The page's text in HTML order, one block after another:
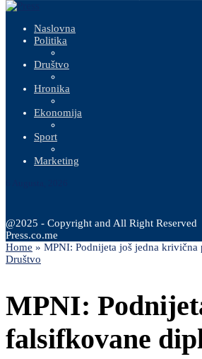
Naslovna
Politika
Društvo
Hronika
Ekonomija
Sport
Marketing
@2025 - Copyright and All Right Reserved
Press.co.me
Home » MPNI: Podnijeta još jedna
Društvo
MPNI:
falsifkovane